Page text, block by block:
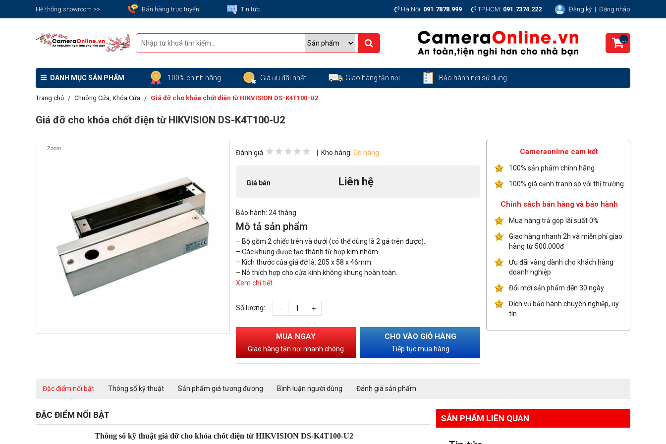
Hệ thống showroom >> Bán hàng trực tuyến Tin tức Hà Nội: 091.7878.999 TP.HCM: 091.7374.222 Đăng ký | Đăng nhập
...
DANH MỤC SẢN PHẨM 100% chính hãng Giá ưu đãi nhất Giao hàng tận nơi Bảo hành nơi sử dụng
Trang chủ Chuông Cửa, Khóa Cửa Giá đỡ cho khóa chốt điện từ HIKVISION DS-K4T100-U2
Giá đỡ cho khóa chốt điện từ HIKVISION DS-K4T100-U2
Zoom
Đánh giá | Kho hàng: Có hàng
Giá bán Liên hệ
Bảo hành: 24 tháng
Mô tả sản phẩm
– Bộ gồm 2 chiếc trên và dưới (có thể dùng là 2 gá trên được).
– Các khung được tạo thành từ hợp kim nhôm.
– Kích thước của giá đỡ là: 205 x 58 x 46mm.
– Nó thích hợp cho cửa kính không khung hoàn toàn.
Xem chi tiết
Số lượng: - +
MUA NGAY
Giao hàng tận nơi nhanh chóng
CHO VÀO GIỎ HÀNG
Tiếp tục mua hàng
Cameraonline cam kết
100% sản phẩm chính hãng
100% giá cạnh tranh so với thị trường
Chính sách bán hàng và bảo hành
Mua hàng trả góp lãi suất 0%
Giao hàng nhanh 2h và miễn phí giao
hàng từ 500.000đ
Ưu đãi vàng dành cho khách hàng
doanh nghiệp
Đổi mới sản phẩm đến 30 ngày
Dịch vụ bảo hành chuyên nghiệp, uy
tín
Đặc điểm nổi bật Thông số kỹ thuật Sản phẩm giá tương đương Bình luận người dùng Đánh giá sản phẩm
ĐẶC ĐIỂM NỔI BẬT
Thông số kỹ thuật giá đỡ cho khóa chốt điện từ HIKVISION DS-K4T100-U2
SẢN PHẨM LIÊN QUAN